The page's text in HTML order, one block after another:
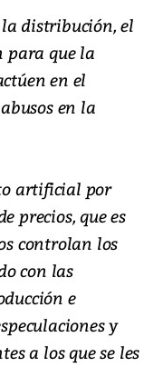
distribución, el
para que la
en el
en la
artificial por
precios, que es
controlan los
con las
e
y
a los que se les